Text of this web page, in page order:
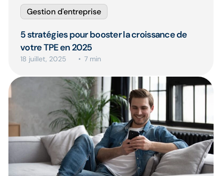
Gestion d'entreprise
18 juillet, 2025 7 min
5 stratégies pour booster la croissance de
votre TPE en 2025